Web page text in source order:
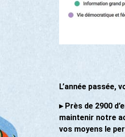
L’année passée,
▸Près de 2900
maintenir notre
vos moyens le